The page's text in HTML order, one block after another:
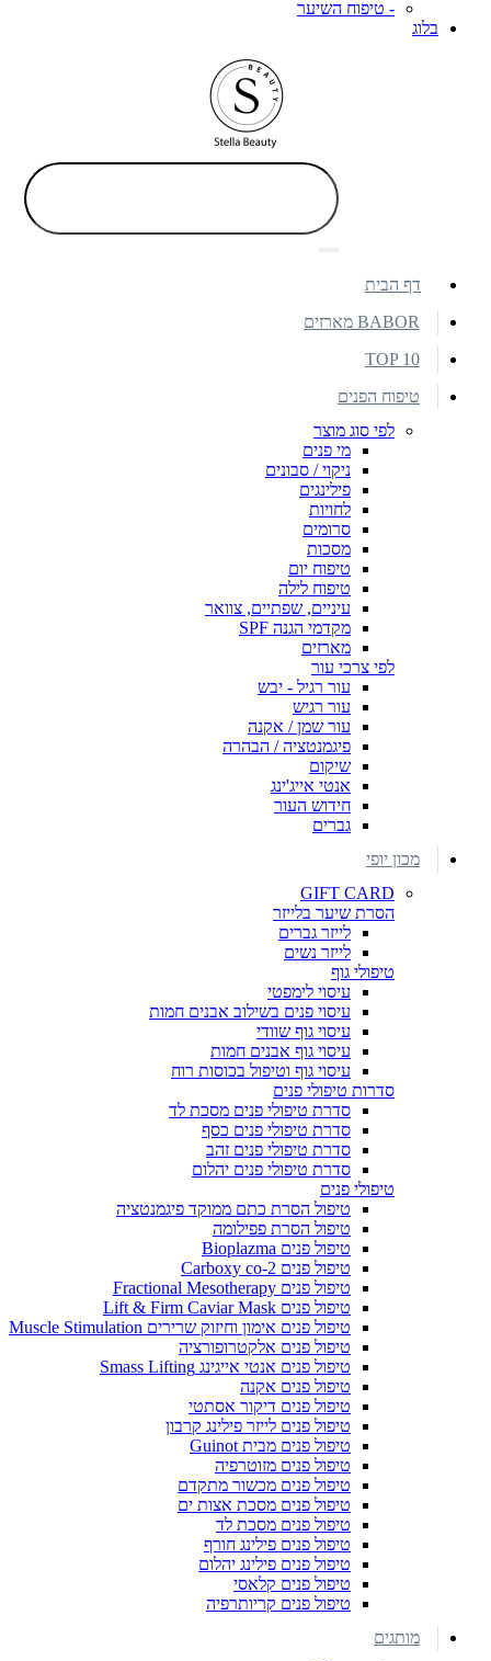
- טיפוח השיער
בלוג
דף הבית
BABOR מארזים
TOP 10
טיפוח הפנים
לפי סוג מוצר
מי פנים
ניקוי / סבונים
פילינגים
לחויות
סרומים
מסכות
טיפוח יום
טיפוח לילה
עיניים, שפתיים, צוואר
מקדמי הגנה SPF
מארזים
לפי צרכי עור
עור רגיל - יבש
עור רגיש
עור שמן / אקנה
פיגמנטציה / הבהרה
שיקום
אנטי אייג'ינג
חידוש העור
גברים
מכון יופי
GIFT CARD
הסרת שיער בלייזר
לייזר גברים
לייזר נשים
טיפולי גוף
עיסוי לימפטי
עיסוי פנים בשילוב אבנים חמות
עיסוי גוף שוודי
עיסוי גוף אבנים חמות
עיסוי גוף וטיפול בכוסות רוח
סדרות טיפולי פנים
סדרת טיפולי פנים מסכת לד
סדרת טיפולי פנים כסף
סדרת טיפולי פנים זהב
סדרת טיפולי פנים יהלום
טיפולי פנים
טיפול הסרת כתם ממוקד פיגמנטציה
טיפול הסרת פפילומה
טיפול פנים Bioplazma
טיפול פנים Carboxy co-2
טיפול פנים Fractional Mesotherapy
טיפול פנים Lift & Firm Caviar Mask
טיפול פנים אימון וחיזוק שרירים Muscle Stimulation
טיפול פנים אלקטרופורציה
טיפול פנים אנטי אייגינג Smass Lifting
טיפול פנים אקנה
טיפול פנים דיקור אסתטי
טיפול פנים לייזר פילינג קרבון
טיפול פנים מבית Guinot
טיפול פנים מזוטרפיה
טיפול פנים מכשור מתקדם
טיפול פנים מסכת אצות ים
טיפול פנים מסכת לד
טיפול פנים פילינג חורף
טיפול פנים פילינג יהלום
טיפול פנים קלאסי
טיפול פנים קריותרפיה
מותגים